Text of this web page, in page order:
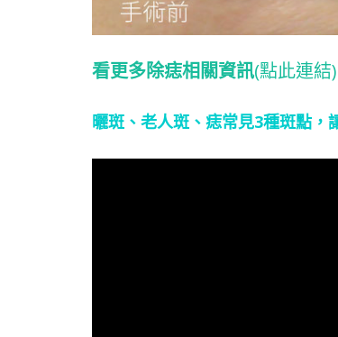
看更多除痣相關資訊(點此連結)
曬斑、老人斑、痣常見3種斑點